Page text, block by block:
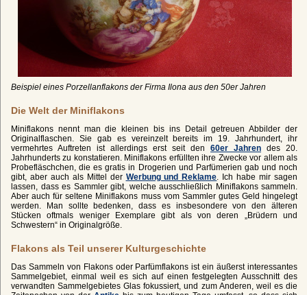
Beispiel eines Porzellanflakons der Firma Ilona aus den 50er Jahren
Die Welt der Miniflakons
Miniflakons nennt man die kleinen bis ins Detail getreuen Abbilder der
Originalflaschen. Sie gab es vereinzelt bereits im 19. Jahrhundert, ihr
vermehrtes Auftreten ist allerdings erst seit den 60er Jahren des 20.
Jahrhunderts zu konstatieren. Miniflakons erfüllten ihre Zwecke vor allem als
Probefläschchen, die es gratis in Drogerien und Parfümerien gab und noch
gibt, aber auch als Mittel der Werbung und Reklame . Ich habe mir sagen
lassen, dass es Sammler gibt, welche ausschließlich Miniflakons sammeln.
Aber auch für seltene Miniflakons muss vom Sammler gutes Geld hingelegt
werden. Man sollte bedenken, dass es insbesondere von den älteren
Stücken oftmals weniger Exemplare gibt als von deren „Brüdern und
Schwestern“ in Originalgröße.
Flakons als Teil unserer Kulturgeschichte
Das Sammeln von Flakons oder Parfümflakons ist ein äußerst interessantes
Sammelgebiet, einmal weil es sich auf einen festgelegten Ausschnitt des
verwandten Sammelgebietes Glas fokussiert, und zum Anderen, weil es die